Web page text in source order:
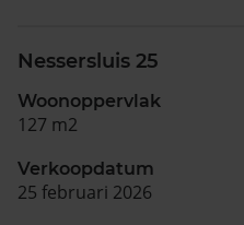
Nessersluis 25
Woonoppervlak
127 m2
Verkoopdatum
25 februari 2026